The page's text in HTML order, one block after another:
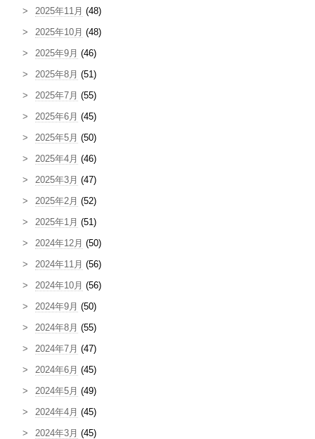
2025年11月 (48)
2025年10月 (48)
2025年9月 (46)
2025年8月 (51)
2025年7月 (55)
2025年6月 (45)
2025年5月 (50)
2025年4月 (46)
2025年3月 (47)
2025年2月 (52)
2025年1月 (51)
2024年12月 (50)
2024年11月 (56)
2024年10月 (56)
2024年9月 (50)
2024年8月 (55)
2024年7月 (47)
2024年6月 (45)
2024年5月 (49)
2024年4月 (45)
2024年3月 (45)